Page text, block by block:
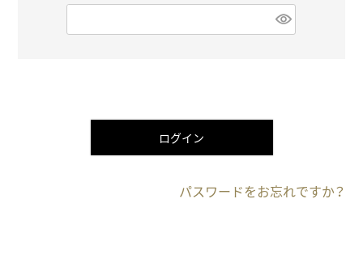
(
必
ログイン
パスワードをお忘れですか？